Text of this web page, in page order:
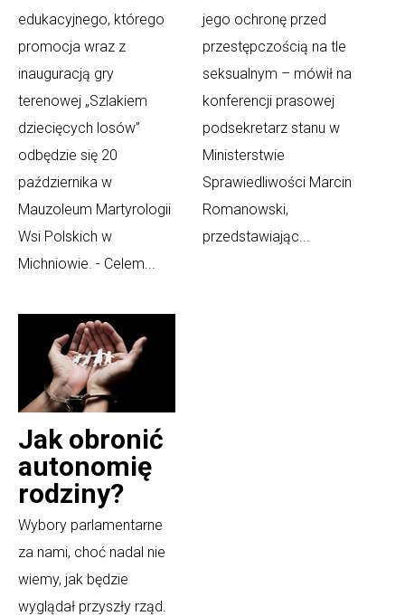
edukacyjnego, którego
promocja wraz z
inauguracją gry
terenowej „Szlakiem
dziecięcych losów”
odbędzie się 20
października w
Mauzoleum Martyrologii
Wsi Polskich w
Michniowie. - Celem...
jego ochronę przed
przestępczością na tle
seksualnym – mówił na
konferencji prasowej
podsekretarz stanu w
Ministerstwie
Sprawiedliwości Marcin
Romanowski,
przedstawiając...
Jak obronić
autonomię
rodziny?
Wybory parlamentarne
za nami, choć nadal nie
wiemy, jak będzie
wyglądał przyszły rząd.